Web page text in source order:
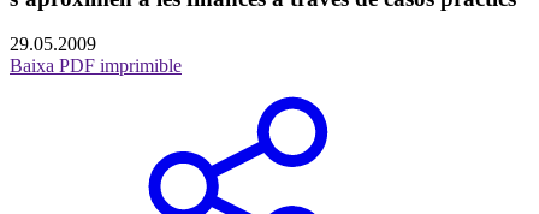
29.05.2009
Baixa PDF imprimible